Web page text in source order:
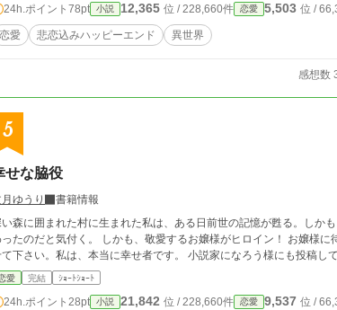
24h.ポイント 78pt 小説 12,365 位 / 228,660件 恋愛 5,503 位 /
恋愛 悲恋込みハッピーエンド 異世界
感想数
5
せな脇役
ゆうり
書籍情報
森に囲まれた村に生まれた私は、ある日前世の記憶が甦る。しか
たのだと気付く。 しかも、敬愛するお嬢様がヒロイン！ お嬢様
せて下さい。私は、本当に幸せ者です。 小説家になろう様にも
愛 完結 ｼｮｰﾄｼｮｰﾄ
24h.ポイント 28pt 小説 21,842 位 / 228,660件 恋愛 9,537 位 /